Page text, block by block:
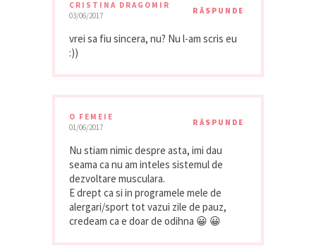
CRISTINA DRAGOMIR
03/06/2017
RĂSPUNDE
vrei sa fiu sincera, nu? Nu l-am scris eu
:))
O FEMEIE
01/06/2017
RĂSPUNDE
Nu stiam nimic despre asta, imi dau
seama ca nu am inteles sistemul de
dezvoltare musculara.
E drept ca si in programele mele de
alergari/sport tot vazui zile de pauz,
credeam ca e doar de odihna 😀 😀